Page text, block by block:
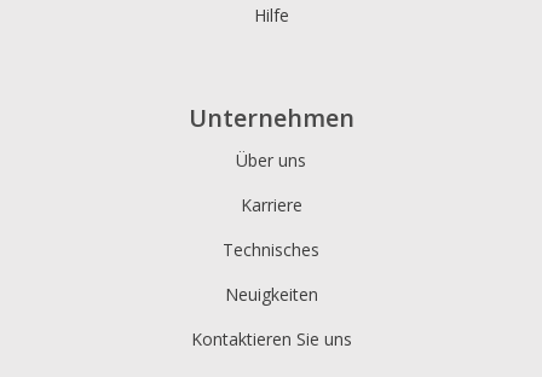
Hilfe
Unternehmen
Über uns
Karriere
Technisches
Neuigkeiten
Kontaktieren Sie uns